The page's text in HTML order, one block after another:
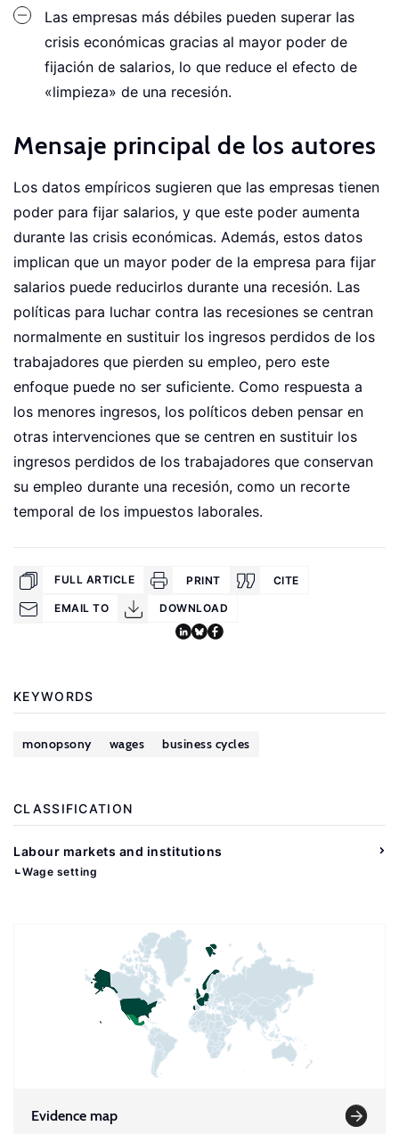
Las empresas más débiles pueden superar las
crisis económicas gracias al mayor poder de
fijación de salarios, lo que reduce el efecto de
«limpieza» de una recesión.
Mensaje principal de los autores
Los datos empíricos sugieren que las empresas tienen
poder para fijar salarios, y que este poder aumenta
durante las crisis económicas. Además, estos datos
implican que un mayor poder de la empresa para fijar
salarios puede reducirlos durante una recesión. Las
políticas para luchar contra las recesiones se centran
normalmente en sustituir los ingresos perdidos de los
trabajadores que pierden su empleo, pero este
enfoque puede no ser suficiente. Como respuesta a
los menores ingresos, los políticos deben pensar en
otras intervenciones que se centren en sustituir los
ingresos perdidos de los trabajadores que conservan
su empleo durante una recesión, como un recorte
temporal de los impuestos laborales.
FULL ARTICLE PRINT CITE
EMAIL TO DOWNLOAD
KEYWORDS
monopsony wages business cycles
CLASSIFICATION
Labour markets and institutions
Wage setting
Evidence map